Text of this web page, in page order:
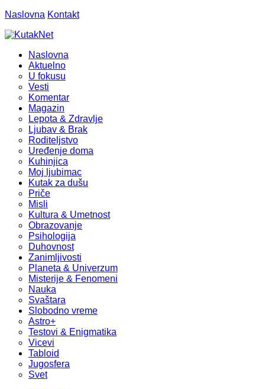
Naslovna Kontakt
Naslovna
Aktuelno
U fokusu
Vesti
Komentar
Magazin
Lepota & Zdravlje
Ljubav & Brak
Roditeljstvo
Uređenje doma
Kuhinjica
Moj ljubimac
Kutak za dušu
Priče
Misli
Kultura & Umetnost
Obrazovanje
Psihologija
Duhovnost
Zanimljivosti
Planeta & Univerzum
Misterije & Fenomeni
Nauka
Svaštara
Slobodno vreme
Astro+
Testovi & Enigmatika
Vicevi
Tabloid
Jugosfera
Svet